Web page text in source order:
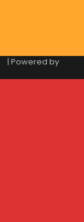
| Powered by